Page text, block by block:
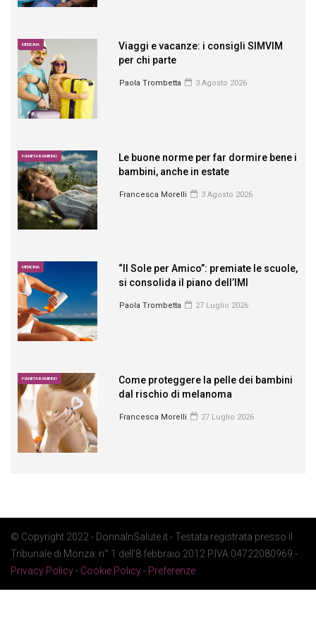
MEDICINA
Viaggi e vacanze: i consigli SIMVIM
per chi parte
Paola Trombetta 3 Agosto 2026
PIANETA BAMBINO
Le buone norme per far dormire bene i
bambini, anche in estate
Francesca Morelli 3 Agosto 2026
MEDICINA
“Il Sole per Amico”: premiate le scuole,
si consolida il piano dell’IMI
Paola Trombetta 27 Luglio 2026
PIANETA BAMBINO
Come proteggere la pelle dei bambini
dal rischio di melanoma
Francesca Morelli 27 Luglio 2026
© Copyright 2022 - DonnaInSalute.it - Testata registrata presso il
Tribunale di Monza: n° 1 dell'8 febbraio 2012 P.IVA 04722080969 -
Privacy Policy- Cookie Policy- Preferenze